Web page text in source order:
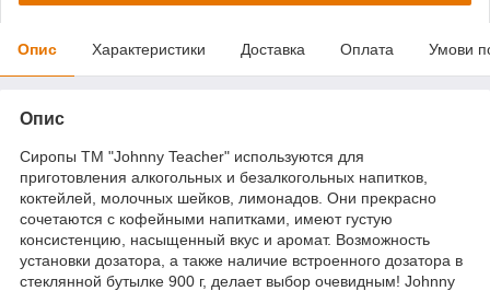
Опис Характеристики Доставка Оплата Умови
Опис
Сиропы ТМ "Johnny Teacher" используются для
приготовления алкогольных и безалкогольных напитков,
коктейлей, молочных шейков, лимонадов. Они прекрасно
сочетаются с кофейными напитками, имеют густую
консистенцию, насыщенный вкус и аромат. Возможность
установки дозатора, а также наличие встроенного дозатора в
стеклянной бутылке 900 г, делает выбор очевидным! Johnny